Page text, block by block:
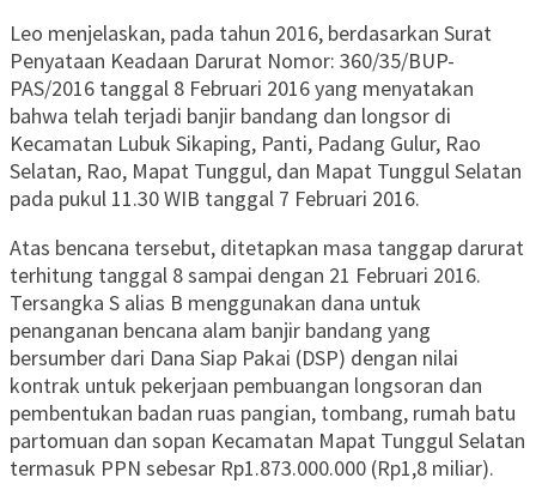
Leo menjelaskan, pada tahun 2016, berdasarkan Surat
Penyataan Keadaan Darurat Nomor: 360/35/BUP-
PAS/2016 tanggal 8 Februari 2016 yang menyatakan
bahwa telah terjadi banjir bandang dan longsor di
Kecamatan Lubuk Sikaping, Panti, Padang Gulur, Rao
Selatan, Rao, Mapat Tunggul, dan Mapat Tunggul Selatan
pada pukul 11.30 WIB tanggal 7 Februari 2016.
Atas bencana tersebut, ditetapkan masa tanggap darurat
terhitung tanggal 8 sampai dengan 21 Februari 2016.
Tersangka S alias B menggunakan dana untuk
penanganan bencana alam banjir bandang yang
bersumber dari Dana Siap Pakai (DSP) dengan nilai
kontrak untuk pekerjaan pembuangan longsoran dan
pembentukan badan ruas pangian, tombang, rumah batu
partomuan dan sopan Kecamatan Mapat Tunggul Selatan
termasuk PPN sebesar Rp1.873.000.000 (Rp1,8 miliar).